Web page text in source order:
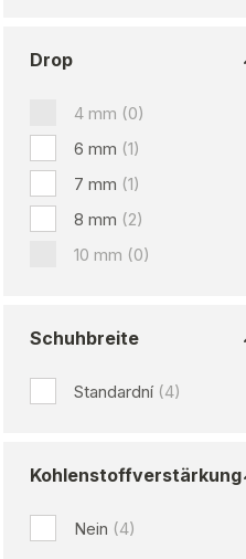
Drop
4 mm (0)
6 mm (1)
7 mm (1)
8 mm (2)
10 mm (0)
Schuhbreite
Standardní (4)
Kohlenstoffverstärkung
Nein (4)